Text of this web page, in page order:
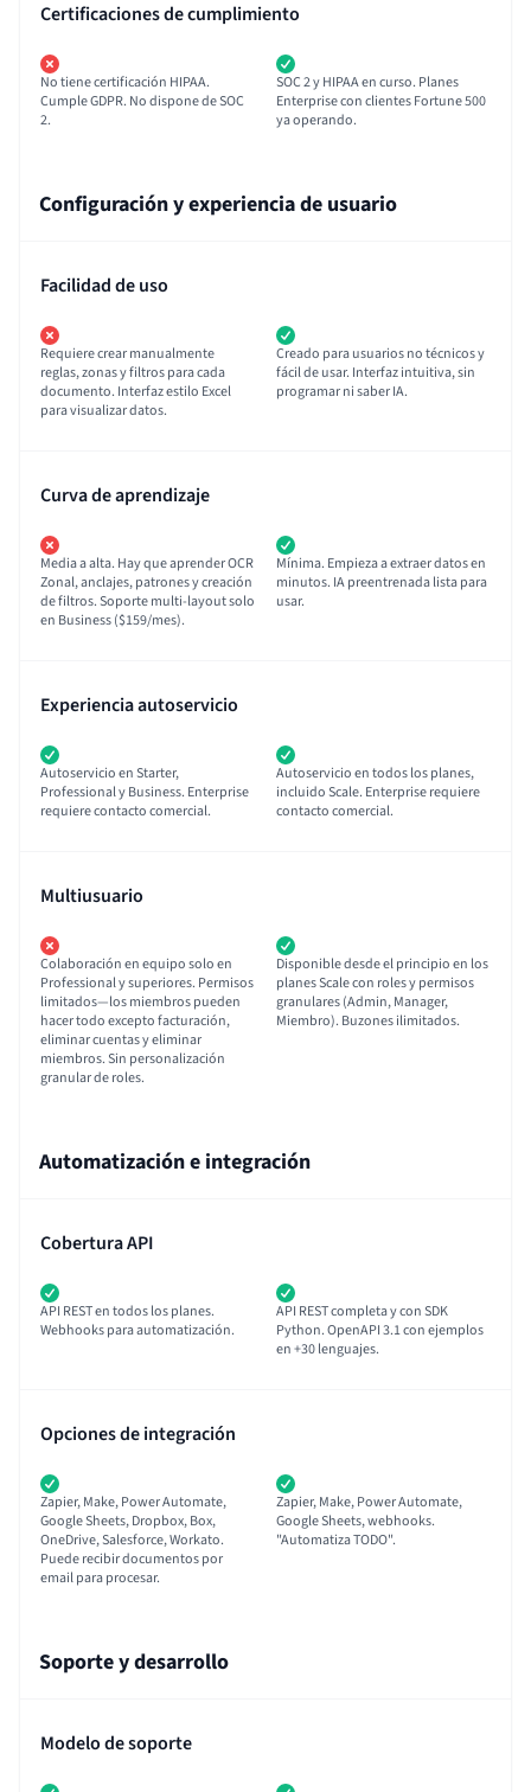
Certificaciones de cumplimiento
No tiene certificación HIPAA.
Cumple GDPR. No dispone de SOC
2.
SOC 2 y HIPAA en curso. Planes
Enterprise con clientes Fortune 500
ya operando.
Configuración y experiencia de usuario
Facilidad de uso
Requiere crear manualmente
reglas, zonas y filtros para cada
documento. Interfaz estilo Excel
para visualizar datos.
Creado para usuarios no técnicos y
fácil de usar. Interfaz intuitiva, sin
programar ni saber IA.
Curva de aprendizaje
Media a alta. Hay que aprender OCR
Zonal, anclajes, patrones y creación
de filtros. Soporte multi-layout solo
en Business ($159/mes).
Mínima. Empieza a extraer datos en
minutos. IA preentrenada lista para
usar.
Experiencia autoservicio
Autoservicio en Starter,
Professional y Business. Enterprise
requiere contacto comercial.
Autoservicio en todos los planes,
incluido Scale. Enterprise requiere
contacto comercial.
Multiusuario
Colaboración en equipo solo en
Professional y superiores. Permisos
limitados—los miembros pueden
hacer todo excepto facturación,
eliminar cuentas y eliminar
miembros. Sin personalización
granular de roles.
Disponible desde el principio en los
planes Scale con roles y permisos
granulares (Admin, Manager,
Miembro). Buzones ilimitados.
Automatización e integración
Cobertura API
API REST en todos los planes.
Webhooks para automatización.
API REST completa y con SDK
Python. OpenAPI 3.1 con ejemplos
en +30 lenguajes.
Opciones de integración
Zapier, Make, Power Automate,
Google Sheets, Dropbox, Box,
OneDrive, Salesforce, Workato.
Puede recibir documentos por
email para procesar.
Zapier, Make, Power Automate,
Google Sheets, webhooks.
"Automatiza TODO".
Soporte y desarrollo
Modelo de soporte